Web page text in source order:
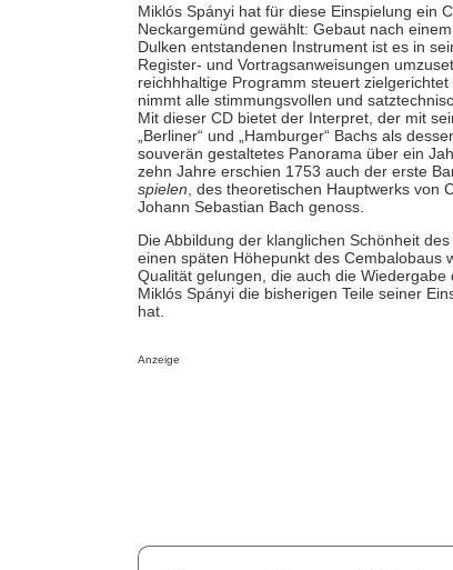
Miklós Spányi hat für diese Einspielung ein
Neckargemünd gewählt: Gebaut nach
Dulken entstandenen Instrument ist es in
Register- und Vortragsanweisungen
reichhhaltige Programm steuert
nimmt alle stimmungsvollen und
Mit dieser CD bietet der Interpret, der mit
„Berliner“ und „Hamburger“ Bachs als
souverän gestaltetes Panorama über ein
zehn Jahre erschien 1753 auch der erste
spielen , des theoretischen Hauptwerks
Johann Sebastian Bach genoss.
Die Abbildung der klanglichen Schönheit
einen späten Höhepunkt des Cembalobaus
Qualität gelungen, die auch die
Miklós Spányi die bisherigen Teile seiner
hat.
Anzeige